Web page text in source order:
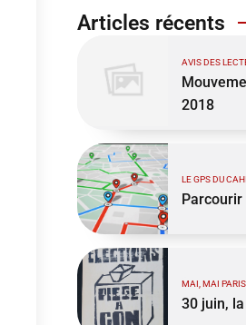
Articles récents
AVIS DES
2018
LE GPS DU
MAI, MAI
30 juin,